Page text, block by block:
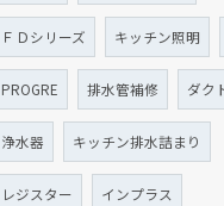
ＦＤシリーズ キッチン照明
PROGRE 排水管補修 ダク
浄水器 キッチン排水詰まり
レジスター インプラス